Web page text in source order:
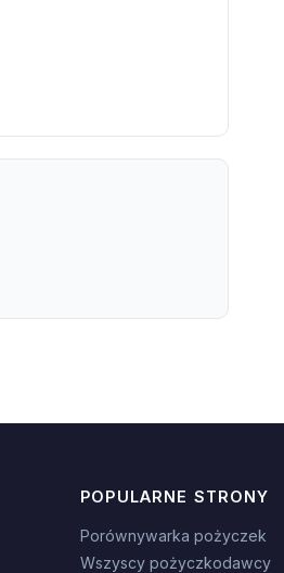
POPULARNE STRONY
Porównywarka pożyczek
Wszyscy pożyczkodawcy